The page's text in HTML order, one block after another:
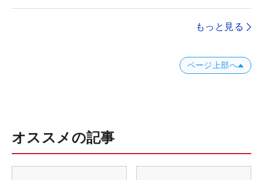
もっと見る
ページ上部へ
オススメの記事